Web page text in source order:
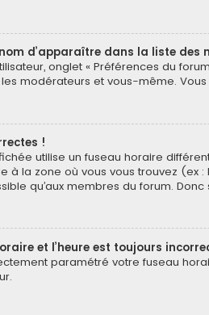
d’apparaître dans la liste des
onglet « Préférences du
modérateurs et vous-même.
!
utilise un fuseau horaire
à la zone où vous vous trouvez (ex
qu’aux membres du forum.
et l’heure est toujours
paramétré votre fuseau